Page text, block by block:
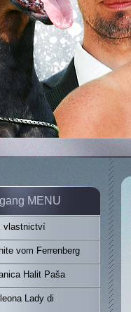
MENU
vlastnictví
vom Ferrenberg
Halit Paša
Lady di